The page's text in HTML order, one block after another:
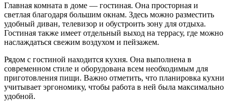
Главная комната в доме — гостиная. Она просторная и
светлая благодаря большим окнам. Здесь можно разместить
удобный диван, телевизор и обустроить зону для отдыха.
Гостиная также имеет отдельный выход на террасу, где можно
наслаждаться свежим воздухом и пейзажем.
Рядом с гостиной находится кухня. Она выполнена в
современном стиле и оборудована всем необходимым для
приготовления пищи. Важно отметить, что планировка кухни
учитывает эргономику, чтобы работа в ней была максимально
удобной.